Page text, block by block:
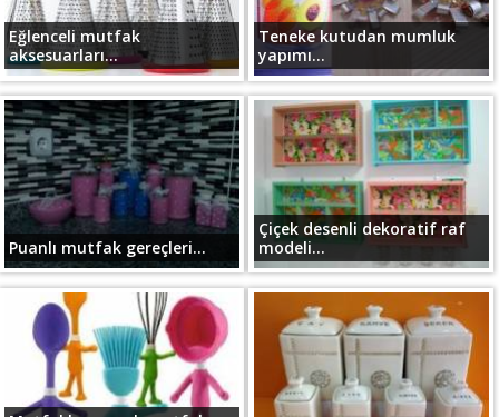
Eğlenceli mutfak
aksesuarları...
Teneke kutudan mumluk
yapımı...
Puanlı mutfak gereçleri...
Çiçek desenli dekoratif raf
modeli...